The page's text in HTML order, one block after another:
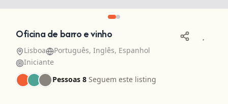
Oficina de barro e vinho
Lisboa
Português, Inglês, Espanhol
Iniciante
Pessoas 8 Seguem este listing